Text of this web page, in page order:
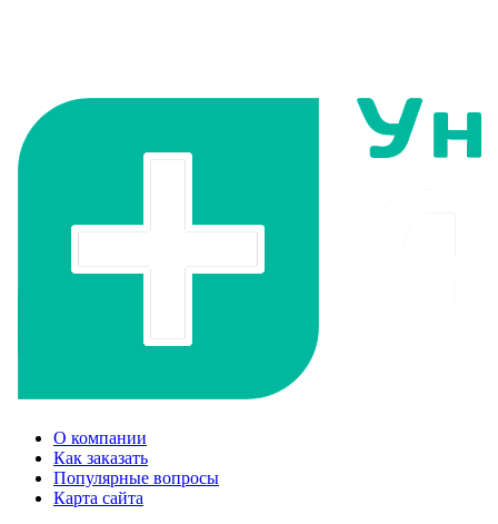
О компании
Как заказать
Популярные вопросы
Карта сайта